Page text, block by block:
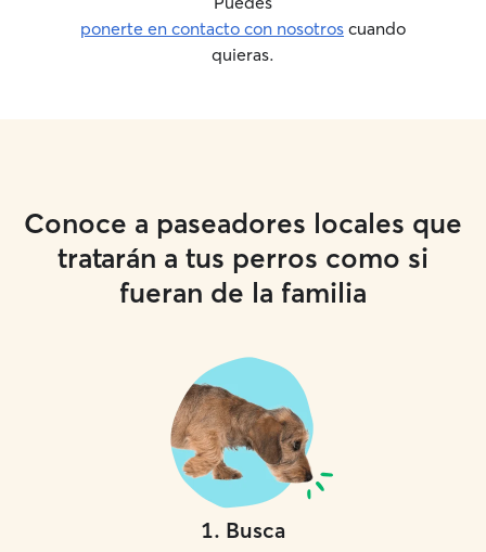
ponerte en contacto con nosotros cuando
quieras.
Conoce a paseadores locales que
tratarán a tus perros como si
fueran de la familia
1. Busca